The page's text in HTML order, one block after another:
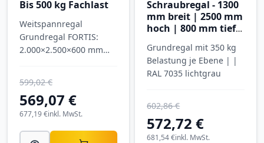
Bis 500 kg Fachlast
Weitspannregal
Grundregal FORTIS:
2.000×2.500×600 mm
569,07 €
599,02 €
inkl. MwSt.
677,19 €
Schraubregal - 1300
mm breit | 2500 mm
hoch | 800 mm tief |
Regalsysteme
Grundregal mit 350 kg
Belastung je Ebene | |
RAL 7035 lichtgrau
572,72 €
602,86 €
inkl. MwSt.
681,54 €